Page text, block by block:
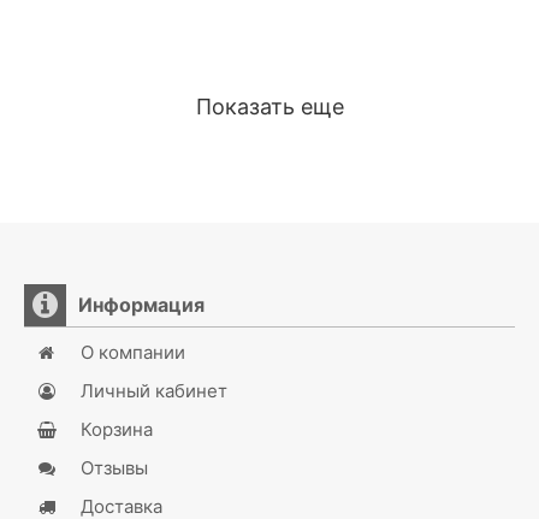
Показать еще
Информация
О компании
Личный кабинет
Корзина
Отзывы
Доставка